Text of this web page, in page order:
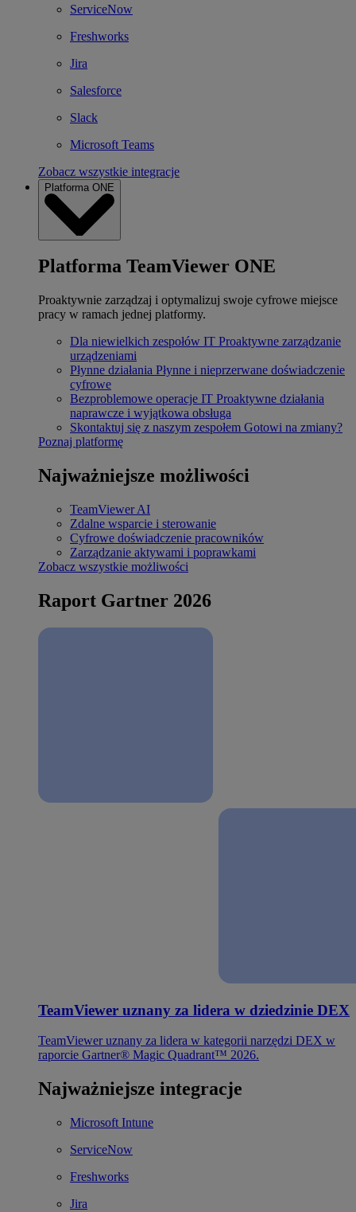
ServiceNow
Freshworks
Jira
Salesforce
Slack
Microsoft Teams
Zobacz wszystkie integracje
Platforma ONE
Platforma TeamViewer ONE
Proaktywnie zarządzaj i optymalizuj swoje cyfrowe miejsce
pracy w ramach jednej platformy.
Dla niewielkich zespołów IT Proaktywne zarządzanie
urządzeniami
Płynne działania Płynne i nieprzerwane doświadczenie
cyfrowe
Bezproblemowe operacje IT Proaktywne działania
naprawcze i wyjątkowa obsługa
Skontaktuj się z naszym zespołem Gotowi na zmiany?
Poznaj platformę
Najważniejsze możliwości
TeamViewer AI
Zdalne wsparcie i sterowanie
Cyfrowe doświadczenie pracowników
Zarządzanie aktywami i poprawkami
Zobacz wszystkie możliwości
Raport Gartner 2026
TeamViewer uznany za lidera w dziedzinie DEX
TeamViewer uznany za lidera w kategorii narzędzi DEX w
raporcie Gartner® Magic Quadrant™ 2026.
Najważniejsze integracje
Microsoft Intune
ServiceNow
Freshworks
Jira